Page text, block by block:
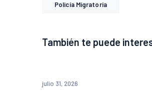
Policía Migratoria
También te puede
julio 31, 2026